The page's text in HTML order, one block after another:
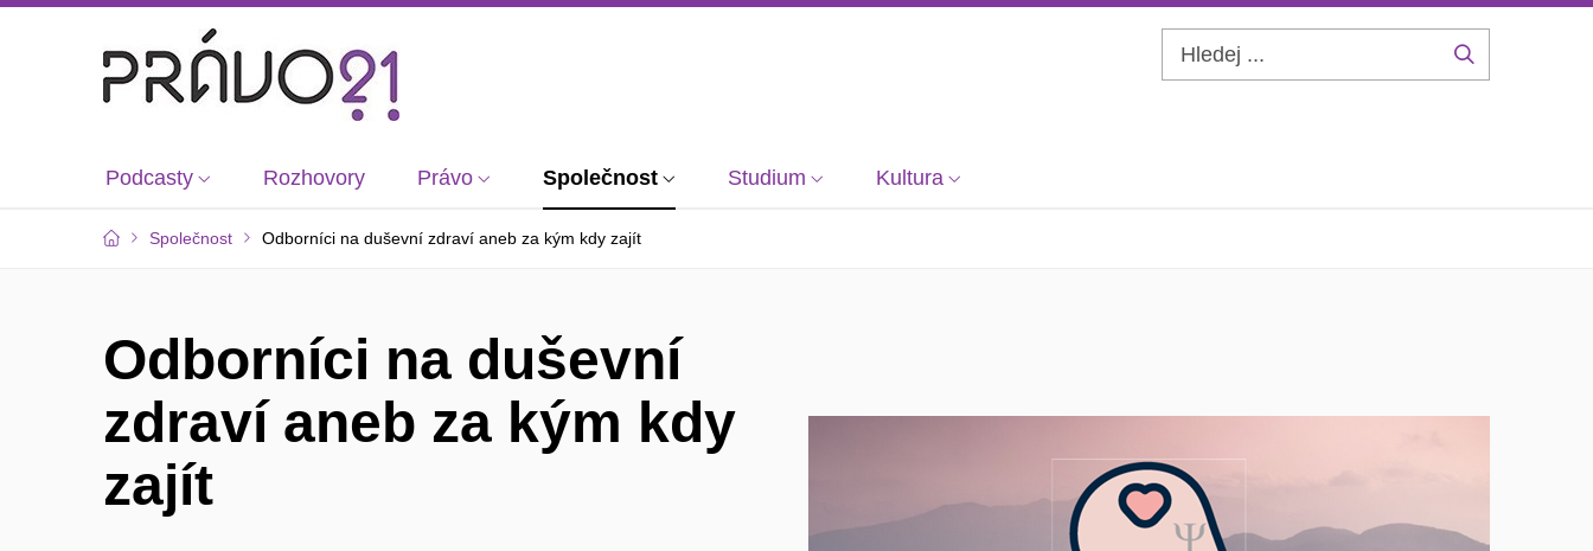
Podcasty Rozhovory Právo Společnost Studium Kultura
Společnost Odborníci na duševní zdraví aneb za kým kdy zajít
Odborníci na duševní
zdraví aneb za kým kdy
zajít